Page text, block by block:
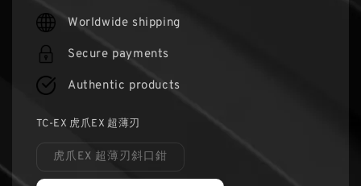
price
Worldwide shipping
Secure payments
Authentic products
TC-EX 虎爪EX 超薄刃
虎爪EX 超薄刃斜口鉗